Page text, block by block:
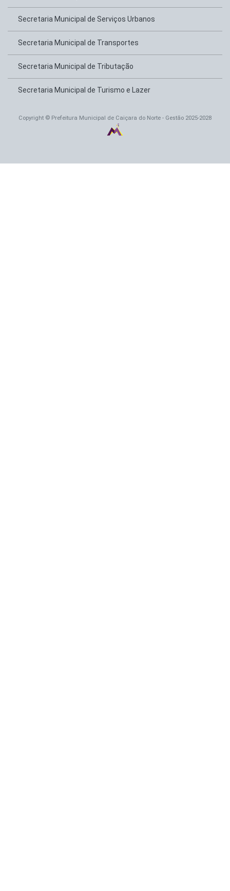
Secretaria Municipal de Serviços Urbanos
Secretaria Municipal de Transportes
Secretaria Municipal de Tributação
Secretaria Municipal de Turismo e Lazer
Copyright © Prefeitura Municipal de Caiçara do Norte - Gestão 2025-2028